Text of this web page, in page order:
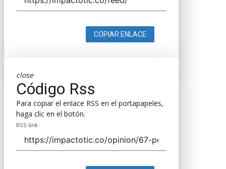
COPIAR ENLACE
close
Código Rss
Para copiar el enlace RSS en el portapapeles,
haga clic en el botón.
RSS link